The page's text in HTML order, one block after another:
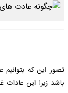
تصور این که بتوانیم
باشد زیرا این عادات